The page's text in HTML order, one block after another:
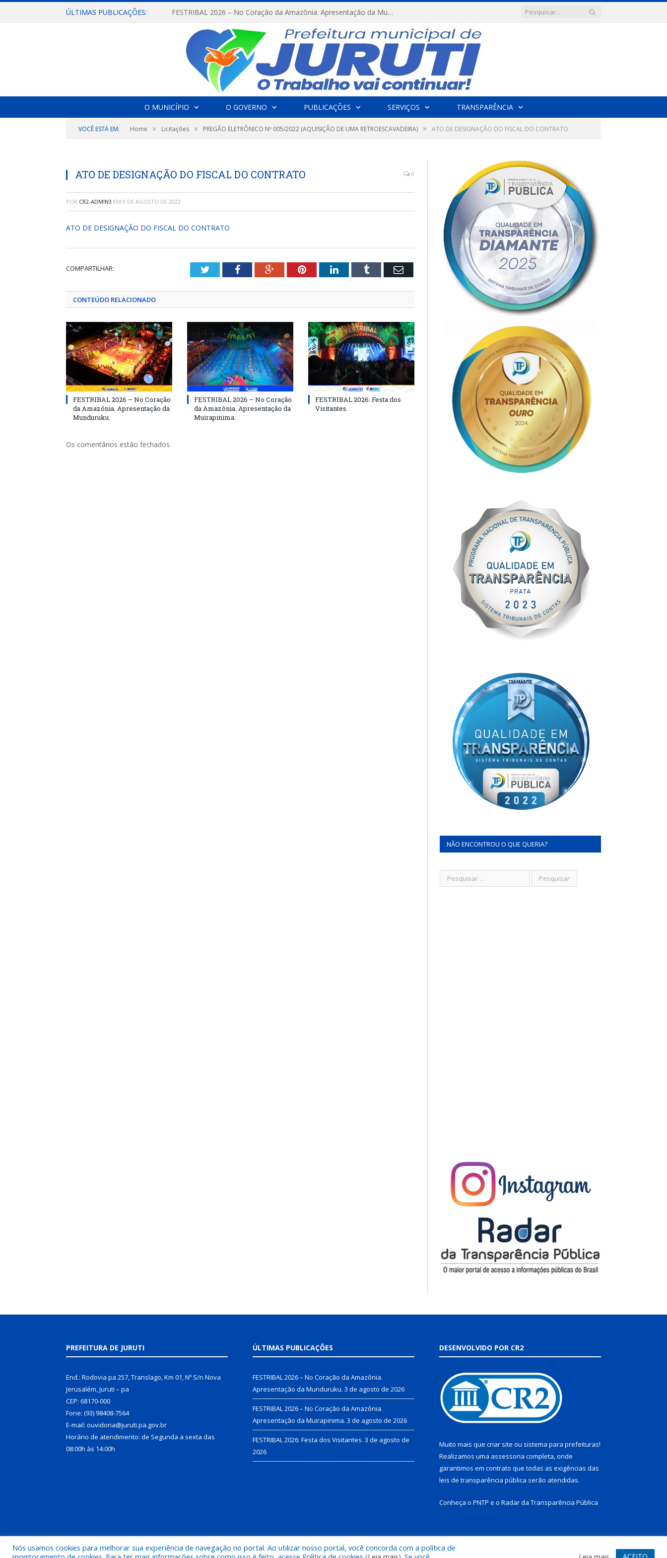
ÚLTIMAS PUBLICAÇÕES: FESTRIBAL 2026 – No Coração da Amazônia. Apresentação da Munduruku.
O MUNICÍPIO O GOVERNO PUBLICAÇÕES SERVIÇOS TRANSPARÊNCIA
VOCÊ ESTÁ EM: Home » Licitações » PREGÃO ELETRÔNICO Nº 005/2022 (AQUISIÇÃO DE UMA RETROESCAVADEIRA) » ATO DE DESIGNAÇÃO DO FISCAL DO CONTRATO
ATO DE DESIGNAÇÃO DO FISCAL DO CONTRATO 0
POR CR2-ADMIN3 EM 9 DE AGOSTO DE 2022
ATO DE DESIGNAÇÃO DO FISCAL DO CONTRATO
COMPARTILHAR: TwitterFacebookGoogle+PinterestLinkedInTumblr Email
CONTEÚDO RELACIONADO
FESTRIBAL 2026 – No Coração
da Amazônia. Apresentação da
Munduruku.
FESTRIBAL 2026 – No Coração
da Amazônia. Apresentação da
Muirapinima.
FESTRIBAL 2026: Festa dos
Visitantes.
Os comentários estão fechados.
NÃO ENCONTROU O QUE QUERIA?
PREFEITURA DE JURUTI
End.: Rodovia pa 257, Translago, Km 01, Nº S/n Nova
Jerusalém, Juruti – pa
CEP: 68170-000
Fone: (93) 98408-7564
E-mail: ouvidoria@juruti.pa.gov.br
Horário de atendimento: de Segunda a sexta das
08:00h às 14:00h
ÚLTIMAS PUBLICAÇÕES
FESTRIBAL 2026 – No Coração da Amazônia.
Apresentação da Munduruku. 3 de agosto de 2026
FESTRIBAL 2026 – No Coração da Amazônia.
Apresentação da Muirapinima. 3 de agosto de 2026
FESTRIBAL 2026: Festa dos Visitantes. 3 de agosto de
2026
DESENVOLVIDO POR CR2
Muito mais que criar site ou sistema para prefeituras!
Realizamos uma assessoria completa, onde
garantimos em contrato que todas as exigências das
leis de transparência pública serão atendidas.
Conheça o PNTP e o Radar da Transparência Pública
Todos os direitos reservados a Prefeitura Municipal de Juruti. Mapa do Site Acessar Webmail
Nós usamos cookies para melhorar sua experiência de navegação no portal. Ao utilizar nosso portal, você concorda com a política de
ACEITO